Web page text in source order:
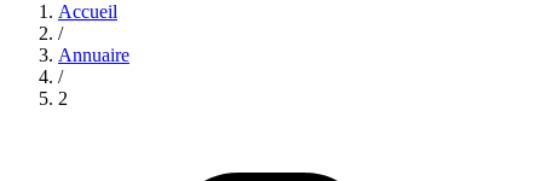
Accueil
/
Annuaire
/
2